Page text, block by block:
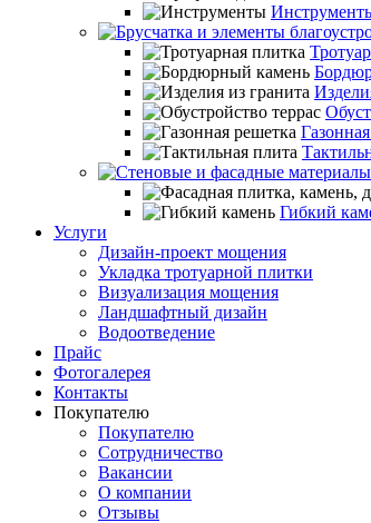
Гибкий
Услуги
Дизайн-проект мощения
Укладка тротуарной плитки
Визуализация мощения
Ландшафтный дизайн
Водоотведение
Прайс
Фотогалерея
Контакты
Покупателю
Покупателю
Сотрудничество
Вакансии
О компании
Отзывы